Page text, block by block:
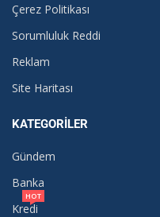
Çerez Politikası
Sorumluluk Reddi
Reklam
Site Haritası
KATEGORILER
Gündem
Banka
Kredi
HOT